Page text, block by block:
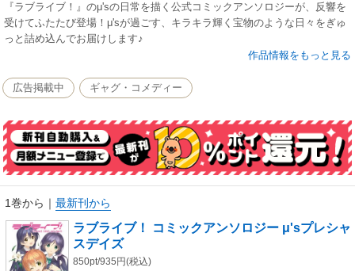
『ラブライブ！』のμ'sの日常を描く公式コミックアンソロジーが、反響を
受けてふたたび登場！μ'sが過ごす、キラキラ輝く宝物のような日々をぎゅ
っと詰め込んでお届けします♪
作品情報をもっと見る
広告掲載中 ギャグ・コメディー
1巻から ｜ 最新刊から
ラブライブ！ コミックアンソロジー μ'sプレシャ
スデイズ
850pt/935円(税込)